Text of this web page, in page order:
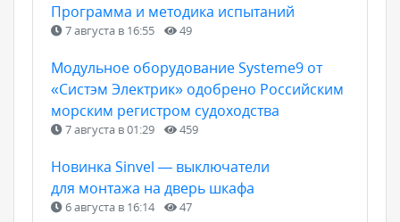
Программа и методика испытаний
7 августа в 16:55 49
Модульное оборудование Systeme9 от
«Систэм Электрик» одобрено Российским
морским регистром судоходства
7 августа в 01:29 459
Новинка Sinvel — выключатели
для монтажа на дверь шкафа
6 августа в 16:14 47